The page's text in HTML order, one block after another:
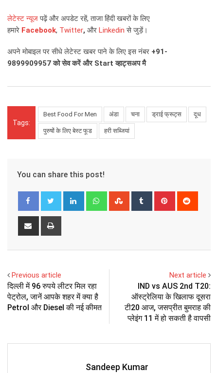
लेटेस्ट न्यूजपढ़ें और अपडेट रहें, ताजा हिंदी खबरों के लिए
हमारे Facebook, Twitter, और Linkedin से जुड़ें।
अपने मोबाइल पर सीधे लेटेस्ट खबर पाने के लिए इस नंबर +91-
9899909957को सेव करें और Start व्हाट्सअप मै
Tags:
Best Food For Men अंडा चना ड्राई फ्रूट्स दूध
पुरुषों के लिए बेस्ट फूड हरी सब्जियां
You can share this post!
LinkedIn WhatsappStumbleUpon
Tumblr Pinterest
Share
Previous article
दिल्ली में 96 रुपये लीटर मिल रहा
पेट्रोल, जानें आपके शहर में क्या है
Petrol और Diesel की नई कीमत
Next article
IND vs AUS 2nd T20:
ऑस्ट्रेलिया के खिलाफ दूसरा
टी20 आज, जसप्रीत बुमराह की
प्लेइंग 11 में हो सकती है वापसी
Sandeep Kumar